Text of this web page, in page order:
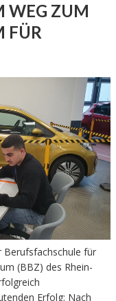
WEG ZUM
FÜR
Berufsfachschule für
(BBZ) des Rhein-
Erfolg: Nach